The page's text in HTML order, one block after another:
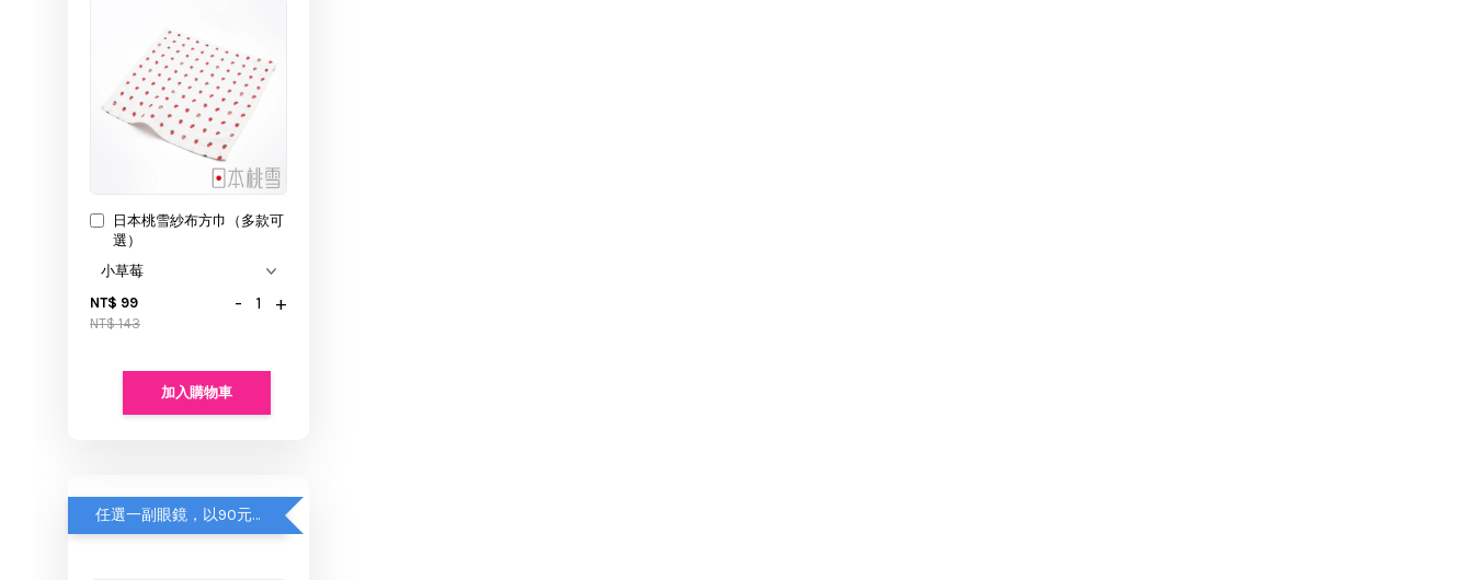
日本桃雪紗布方巾（多款可
選）
NT$ 99
NT$ 143
- +
加入購物車
任選一副眼鏡，以90元優惠價加購【眼鏡袋】